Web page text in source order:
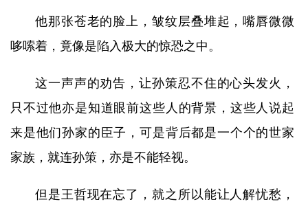
他那张苍老的脸上，皱纹层叠堆起，嘴唇微微
哆嗦着，竟像是陷入极大的惊恐之中。
这一声声的劝告，让孙策忍不住的心头发火，
只不过他亦是知道眼前这些人的背景，这些人说起
来是他们孙家的臣子，可是背后都是一个个的世家
家族，就连孙策，亦是不能轻视。
但是王哲现在忘了，就之所以能让人解忧愁，